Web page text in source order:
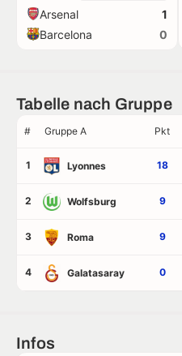
Arsenal
1
Barcelona
0
Tabelle nach Gruppe
# Gruppe A Pkt
1 Lyonnes 18
2 Wolfsburg 9
3 Roma 9
4 Galatasaray 0
Infos